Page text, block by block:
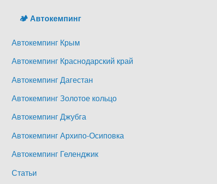
🏕️ Автокемпинг
Автокемпинг Крым
Автокемпинг Краснодарский край
Автокемпинг Дагестан
Автокемпинг Золотое кольцо
Автокемпинг Джубга
Автокемпинг Архипо-Осиповка
Автокемпинг Геленджик
Статьи